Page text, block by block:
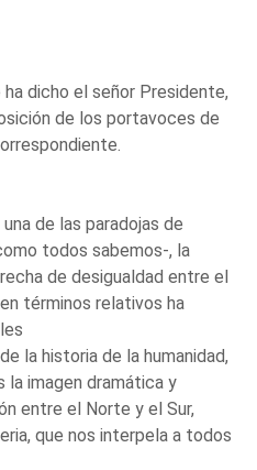
dicho el señor Presidente,
de los portavoces de
de las paradojas de
todos sabemos-, la
de desigualdad entre el
términos relativos ha
la historia de la humanidad,
la imagen dramática y
entre el Norte y el Sur,
que nos interpela a todos